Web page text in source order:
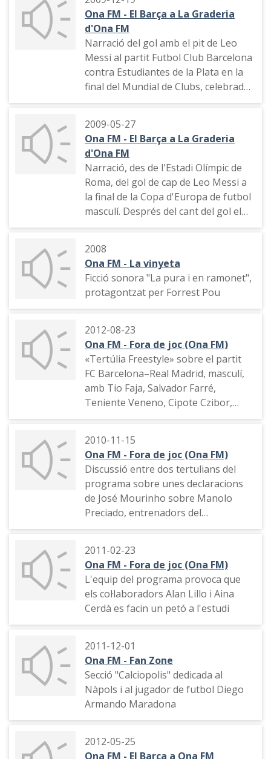
Ona FM - El Barça a La Graderia
d'Ona FM
Narració del gol amb el pit de Leo
Messi al partit Futbol Club Barcelona
contra Estudiantes de la Plata en la
final del Mundial de Clubs, celebrada
a l'Estadi Xeic Zayed, a Abu Dhabi
2009-05-27
Ona FM - El Barça a La Graderia
d'Ona FM
Narració, des de l'Estadi Olímpic de
Roma, del gol de cap de Leo Messi a
la final de la Copa d'Europa de futbol
masculí. Després del cant del gol el
locutor adapta l'oració del"Pare
Futbol Club Barcelona va guanyar al
Manchester United per 2 a 0)
2008
Ona FM - La vinyeta
Ficció sonora "La pura i en ramonet",
protagontzat per Forrest Pou
2012-08-23
Ona FM - Fora de joc (Ona FM)
«Tertúlia Freestyle» sobre el partit
FC Barcelona–Real Madrid, masculí,
amb Tio Faja, Salvador Farré,
Teniente Veneno, Cipote Czibor,
Jaume Piccarolo, Rafa Molina i
l'entrenador del Barça, José
Mourinho, i el jugador del Madrid,
Pepe.
2010-11-15
Ona FM - Fora de joc (Ona FM)
Discussió entre dos tertulians del
programa sobre unes declaracions
de José Mourinho sobre Manolo
Preciado, entrenadors del
F.C.Barcelona i Sporting de Gijón,
2011-02-23
Ona FM - Fora de joc (Ona FM)
L'equip del programa provoca que
els col·laboradors Alan Lillo i Aina
Cerdà es facin un petó a l'estudi
2011-12-01
Ona FM - Fan Zone
Secció "Calciopolis" dedicada al
Nàpols i al jugador de futbol Diego
Armando Maradona
2012-05-25
Ona FM - El Barça a Ona FM